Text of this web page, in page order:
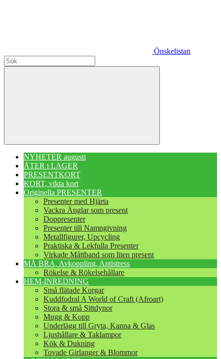
Önskelistan
NYHETER augusti
ÅTER i LAGER
PRESENTKORT
KORT, vikta kort
Originella PRESENTER
Presenter med Hjärta
Vackra Änglar som present
Doppresenter
Presenter till Namngivning
Metallfigurer, Upcycling
Praktiska & Lekfulla Presenter
Virkade Måttband som liten present
MÅ BRA, Avkoppling, Antistress
Rökelse & Rökelsehållare
HEM-INREDNING
Små flätade Korgar
Kuddfodral A World of Craft (Afroart)
Stora & små Sittdynor
Mugg & Kopp
Underlägg till Gryta, Kanna & Glas
Ljushållare & Taklampor
Kök & Dukning
Tovade Girlanger & Blommor